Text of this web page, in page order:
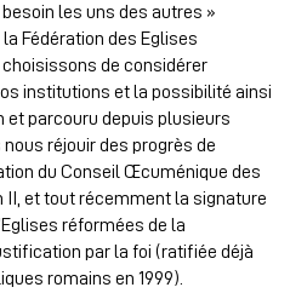
les uns des autres »
Fédération des Eglises
de considérer
institutions et la possibilité ainsi
et parcouru depuis plusieurs
réjouir des progrès de
du Conseil Œcuménique des
II, et tout récemment la signature
réformées de la
par la foi (ratifiée déjà
romains en 1999).